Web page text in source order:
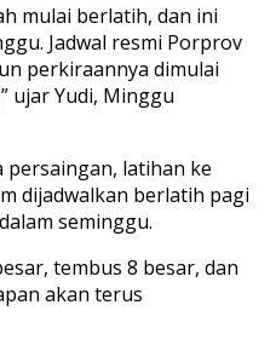
mulai berlatih, dan ini
Jadwal resmi Porprov
perkiraannya dimulai
ujar Yudi, Minggu
latihan ke
dijadwalkan berlatih pagi
seminggu.
tembus 8 besar, dan
akan terus